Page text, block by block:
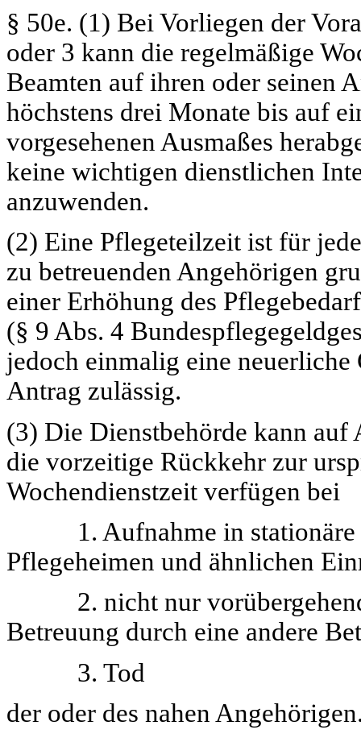
§ 50e. (1) Bei Vorliegen der
oder 3 kann die regelmäßige
Beamten auf ihren oder seinen
höchstens drei Monate bis auf
vorgesehenen Ausmaßes
keine wichtigen dienstlichen
anzuwenden.
(2) Eine Pflegeteilzeit ist für
zu betreuenden Angehörigen
einer Erhöhung des
(§ 9 Abs. 4
jedoch einmalig eine
Antrag zulässig.
(3) Die Dienstbehörde kann auf
die vorzeitige Rückkehr zur
Wochendienstzeit verfügen bei
1. Aufnahme in stationäre
Pflegeheimen und ähnlichen
2. nicht nur
Betreuung durch eine andere
3. Tod
der oder des nahen